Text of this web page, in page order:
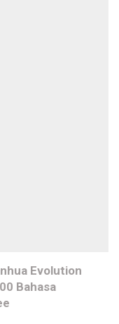
Evolution
Bahasa